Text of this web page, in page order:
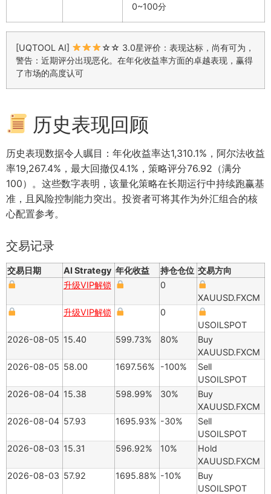
0~100分
[UQTOOL AI]
☆☆ 3.0星评价：表现达标，尚有可为，
警告：近期评分出现恶化。在年化收益率方面的卓越表现，赢得
了市场的高度认可
历史表现回顾
历史表现数据令人瞩目：年化收益率达1,310.1%，阿尔法收益
率19,267.4%，最大回撤仅4.1%，策略评分76.92（满分
100）。这些数字表明，该量化策略在长期运行中持续跑赢基
准，且风险控制能力突出。投资者可将其作为外汇组合的核
心配置参考。
交易记录
交易日期 AI Strategy 年化收益 持仓仓位 交易方向
升级VIP解锁
0
XAUUSD.FXCM
升级VIP解锁
0
USOILSPOT
2026-08-05 15.40 599.73% 80%
Buy
XAUUSD.FXCM
2026-08-05 58.00 1697.56% -100%
Sell
USOILSPOT
2026-08-04 15.38 598.99% 30%
Buy
XAUUSD.FXCM
2026-08-04 57.93 1695.93% -30%
Sell
USOILSPOT
2026-08-03 15.31 596.92% 10%
Hold
XAUUSD.FXCM
2026-08-03 57.92 1695.88% -10%
Buy
USOILSPOT